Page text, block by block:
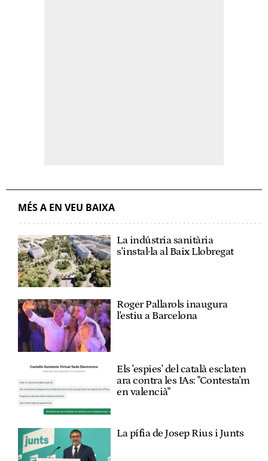
MÉS A EN VEU BAIXA
La indústria sanitària
s'instal·la al Baix Llobregat
Roger Pallarols inaugura
l'estiu a Barcelona
Els 'espies' del català esclaten
ara contra les IAs: "Contesta'm
en valencià"
La pífia de Josep Rius i Junts